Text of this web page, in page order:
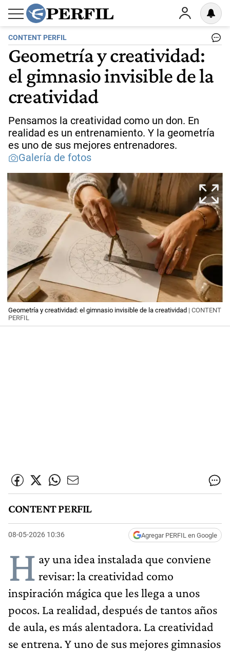
CONTENT PERFIL
Geometría y creatividad:
el gimnasio invisible de la
creatividad
Pensamos la creatividad como un don. En
realidad es un entrenamiento. Y la geometría
es uno de sus mejores entrenadores.
Galería de fotos
Geometría y creatividad: el gimnasio invisible de la creatividad | CONTENT
PERFIL
CONTENT PERFIL
08-05-2026 10:36 Agregar PERFIL en Google
H ay una idea instalada que conviene
revisar: la creatividad como
inspiración mágica que les llega a unos
pocos. La realidad, después de tantos años
de aula, es más alentadora. La creatividad
se entrena. Y uno de sus mejores gimnasios